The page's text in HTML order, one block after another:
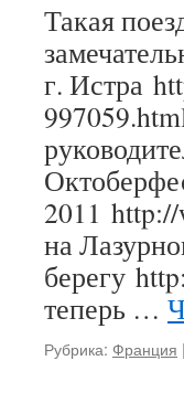
Такая
г. Истра
2011
на
берегу
теперь …
Рубрика: Франция |